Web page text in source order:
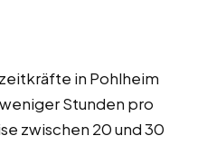
in Pohlheim
Stunden pro
zwischen 20 und 30